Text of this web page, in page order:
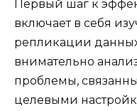
Первый шаг к
включает в себя
репликации
внимательно
проблемы,
целевыми